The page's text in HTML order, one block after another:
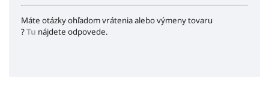
Máte otázky ohľadom vrátenia alebo výmeny tovaru
?Tu nájdete odpovede.